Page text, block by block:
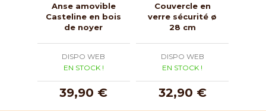
Anse amovible
Casteline en bois
de noyer
DISPO WEB
EN STOCK !
39,90 €
Couvercle en
verre sécurité ø
28 cm
DISPO WEB
EN STOCK !
32,90 €